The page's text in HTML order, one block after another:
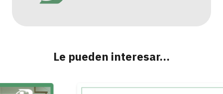
Le pueden interesar…